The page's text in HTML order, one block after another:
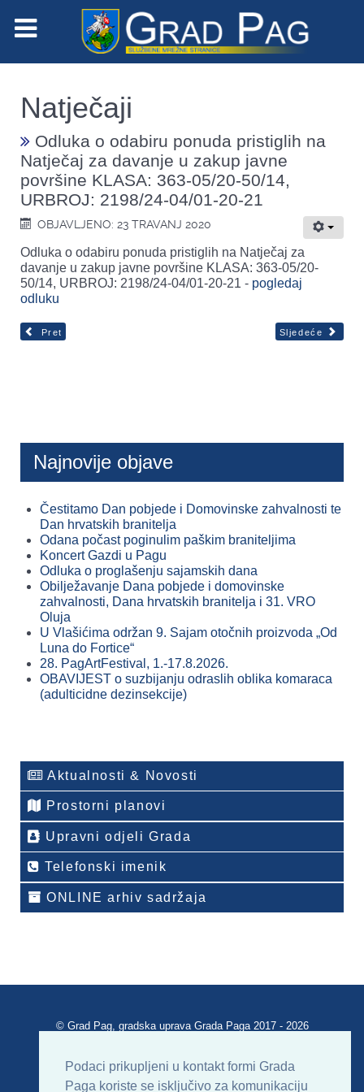
Podaci prikupljeni u kontakt formi Grada
Paga koriste se isključivo za komunikaciju
Natječaji
Odluka o odabiru ponuda pristiglih na
Natječaj za davanje u zakup javne
površine KLASA: 363-05/20-50/14,
URBROJ: 2198/24-04/01-20-21
OBJAVLJENO: 23 TRAVANJ 2020
Odluka o odabiru ponuda pristiglih na Natječaj za
davanje u zakup javne površine KLASA: 363-05/20-
50/14, URBROJ: 2198/24-04/01-20-21 - pogledaj
odluku
Pret Sljedeće
Najnovije objave
Čestitamo Dan pobjede i Domovinske zahvalnosti te
Dan hrvatskih branitelja
Odana počast poginulim paškim braniteljima
Koncert Gazdi u Pagu
Odluka o proglašenju sajamskih dana
Obilježavanje Dana pobjede i domovinske
zahvalnosti, Dana hrvatskih branitelja i 31. VRO
Oluja
U Vlašićima održan 9. Sajam otočnih proizvoda „Od
Luna do Fortice“
28. PagArtFestival, 1.-17.8.2026.
OBAVIJEST o suzbijanju odraslih oblika komaraca
(adulticidne dezinsekcije)
Aktualnosti & Novosti
Prostorni planovi
Upravni odjeli Grada
Telefonski imenik
ONLINE arhiv sadržaja
© Grad Pag, gradska uprava Grada Paga 2017 - 2026